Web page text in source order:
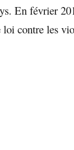
En février
contre les